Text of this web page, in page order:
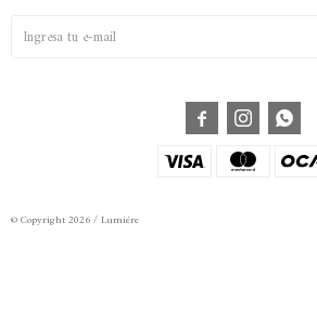
  
© Copyright 2026 / Lumiére